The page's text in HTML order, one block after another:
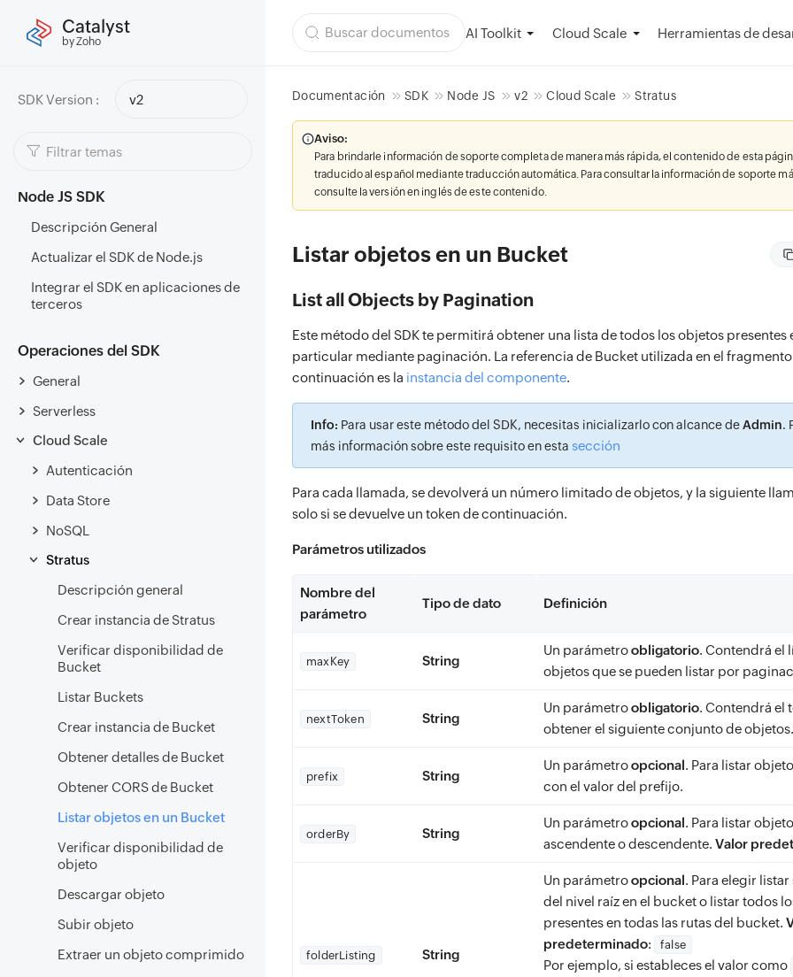
Catalyst
by Zoho
AI Toolkit Cloud Scale Herramientas de
SDK Version : v2
Node JS SDK
Descripción General
Actualizar el SDK de Node.js
Integrar el SDK en aplicaciones de
terceros
Operaciones del SDK
General
Serverless
Cloud Scale
Autenticación
Data Store
NoSQL
Stratus
Descripción general
Crear instancia de Stratus
Verificar disponibilidad de
Bucket
Listar Buckets
Crear instancia de Bucket
Obtener detalles de Bucket
Obtener CORS de Bucket
Listar objetos en un Bucket
Verificar disponibilidad de
objeto
Descargar objeto
Subir objeto
Extraer un objeto comprimido
Documentación SDK Node JS v2 Cloud Scale Stratus
Aviso:
Para brindarle información de soporte completa de manera más rápida, el contenido de esta
traducido al español mediante traducción automática. Para consultar la información de soporte
consulte la versión en inglés de este contenido.
Listar objetos en un Bucket
List all Objects by Pagination
Este método del SDK te permitirá obtener una lista de todos los objetos presentes
particular mediante paginación. La referencia de Bucket utilizada en el
continuación es la instancia del componente.
Info: Para usar este método del SDK, necesitas inicializarlo con alcance deAdmin.
más información sobre este requisito en esta sección
Para cada llamada, se devolverá un número limitado de objetos, y la siguiente
solo si se devuelve un token de continuación.
Parámetros utilizados
Nombre del
parámetro
Tipo de dato Definición
maxKey String
Un parámetroobligatorio. Contendrá el
objetos que se pueden listar por
nextToken String
Un parámetroobligatorio. Contendrá el
obtener el siguiente conjunto de objetos.
prefix String
Un parámetroopcional. Para listar
con el valor del prefijo.
orderBy String
Un parámetroopcional. Para listar
ascendente o descendente. Valor
folderListing String
Un parámetroopcional. Para elegir
del nivel raíz en el bucket o listar todos
presentes en todas las rutas del bucket.
predeterminado: false
Por ejemplo, si estableces el valor como